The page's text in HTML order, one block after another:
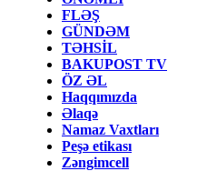
FLƏŞ
GÜNDƏM
TƏHSİL
BAKUPOST TV
ÖZ ƏL
Haqqımızda
Əlaqə
Namaz Vaxtları
Peşə etikası
Zəngimcell